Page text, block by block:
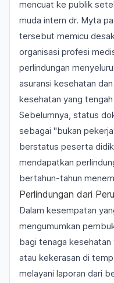
mencuat ke publik
muda intern dr. Myta
tersebut memicu
organisasi profesi
perlindungan
asuransi kesehatan
kesehatan yang
Sebelumnya, status
sebagai "bukan
berstatus peserta
mendapatkan
bertahun-tahun
Perlindungan dari
Dalam kesempatan
mengumumkan
bagi tenaga kesehatan
atau kekerasan di
melayani laporan dari